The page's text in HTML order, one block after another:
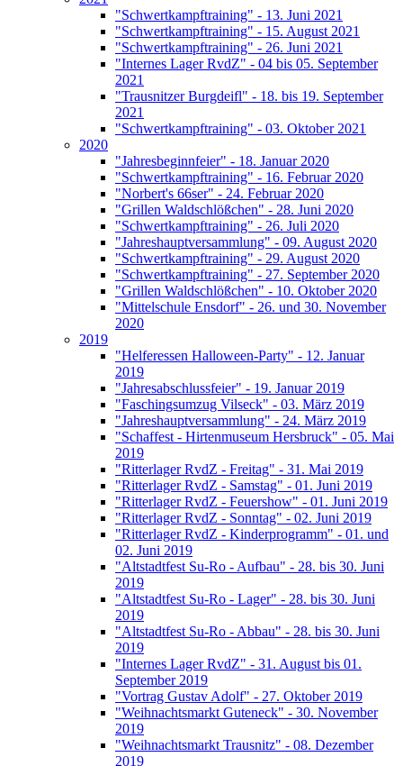
"Schwertkampftraining" - 13. Juni 2021
"Schwertkampftraining" - 15. August 2021
"Schwertkampftraining" - 26. Juni 2021
"Internes Lager RvdZ" - 04 bis 05. September
2021
"Trausnitzer Burgdeifl" - 18. bis 19. September
2021
"Schwertkampftraining" - 03. Oktober 2021
2020
"Jahresbeginnfeier" - 18. Januar 2020
"Schwertkampftraining" - 16. Februar 2020
"Norbert's 66ser" - 24. Februar 2020
"Grillen Waldschlößchen" - 28. Juni 2020
"Schwertkampftraining" - 26. Juli 2020
"Jahreshauptversammlung" - 09. August 2020
"Schwertkampftraining" - 29. August 2020
"Schwertkampftraining" - 27. September 2020
"Grillen Waldschlößchen" - 10. Oktober 2020
"Mittelschule Ensdorf" - 26. und 30. November
2020
2019
"Helferessen Halloween-Party" - 12. Januar
2019
"Jahresabschlussfeier" - 19. Januar 2019
"Faschingsumzug Vilseck" - 03. März 2019
"Jahreshauptversammlung" - 24. März 2019
"Schaffest - Hirtenmuseum Hersbruck" - 05. Mai
2019
"Ritterlager RvdZ - Freitag" - 31. Mai 2019
"Ritterlager RvdZ - Samstag" - 01. Juni 2019
"Ritterlager RvdZ - Feuershow" - 01. Juni 2019
"Ritterlager RvdZ - Sonntag" - 02. Juni 2019
"Ritterlager RvdZ - Kinderprogramm" - 01. und
02. Juni 2019
"Altstadtfest Su-Ro - Aufbau" - 28. bis 30. Juni
2019
"Altstadtfest Su-Ro - Lager" - 28. bis 30. Juni
2019
"Altstadtfest Su-Ro - Abbau" - 28. bis 30. Juni
2019
"Internes Lager RvdZ" - 31. August bis 01.
September 2019
"Vortrag Gustav Adolf" - 27. Oktober 2019
"Weihnachtsmarkt Guteneck" - 30. November
2019
"Weihnachtsmarkt Trausnitz" - 08. Dezember
2019